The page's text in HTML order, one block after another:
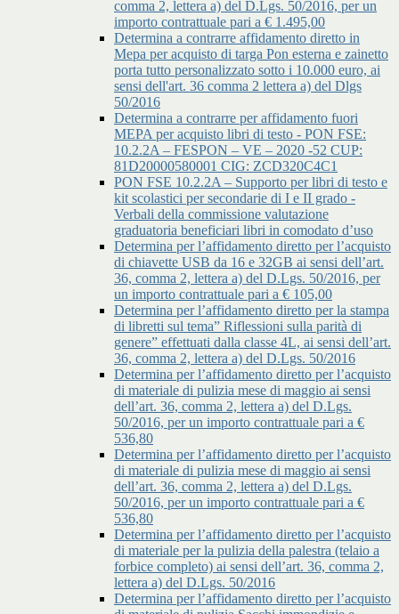
comma 2, lettera a) del D.Lgs. 50/2016, per un
importo contrattuale pari a € 1.495,00
Determina a contrarre affidamento diretto in
Mepa per acquisto di targa Pon esterna e zainetto
porta tutto personalizzato sotto i 10.000 euro, ai
sensi dell'art. 36 comma 2 lettera a) del Dlgs
50/2016
Determina a contrarre per affidamento fuori
MEPA per acquisto libri di testo - PON FSE:
10.2.2A – FESPON – VE – 2020 -52 CUP:
81D20000580001 CIG: ZCD320C4C1
PON FSE 10.2.2A – Supporto per libri di testo e
kit scolastici per secondarie di I e II grado -
Verbali della commissione valutazione
graduatoria beneficiari libri in comodato d’uso
Determina per l’affidamento diretto per l’acquisto
di chiavette USB da 16 e 32GB ai sensi dell’art.
36, comma 2, lettera a) del D.Lgs. 50/2016, per
un importo contrattuale pari a € 105,00
Determina per l’affidamento diretto per la stampa
di libretti sul tema” Riflessioni sulla parità di
genere” effettuati dalla classe 4L, ai sensi dell’art.
36, comma 2, lettera a) del D.Lgs. 50/2016
Determina per l’affidamento diretto per l’acquisto
di materiale di pulizia mese di maggio ai sensi
dell’art. 36, comma 2, lettera a) del D.Lgs.
50/2016, per un importo contrattuale pari a €
536,80
Determina per l’affidamento diretto per l’acquisto
di materiale di pulizia mese di maggio ai sensi
dell’art. 36, comma 2, lettera a) del D.Lgs.
50/2016, per un importo contrattuale pari a €
536,80
Determina per l’affidamento diretto per l’acquisto
di materiale per la pulizia della palestra (telaio a
forbice completo) ai sensi dell’art. 36, comma 2,
lettera a) del D.Lgs. 50/2016
Determina per l’affidamento diretto per l’acquisto